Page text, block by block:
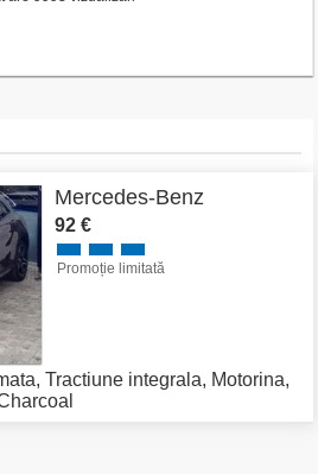
Mercedes-Benz
92 €
Promoție limitată
, Tractiune integrala, Motorina,